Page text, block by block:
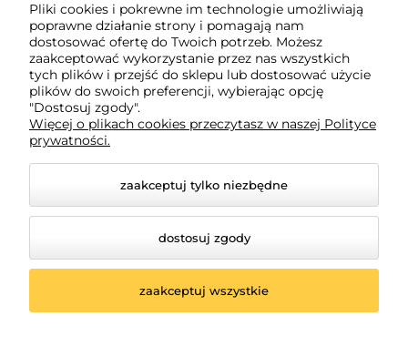
Pomoc
Moje konto
Informacje
© 2026 www.oswietleniemeblowe.pl. Wszelkie prawa
Pliki cookies i pokrewne im technologie umożliwiają
poprawne działanie strony i pomagają nam
dostosować ofertę do Twoich potrzeb. Możesz
zaakceptować wykorzystanie przez nas wszystkich
tych plików i przejść do sklepu lub dostosować użycie
plików do swoich preferencji, wybierając opcję
"Dostosuj zgody".
Więcej o plikach cookies przeczytasz w naszej Polityce
prywatności.
zaakceptuj tylko niezbędne
dostosuj zgody
zaakceptuj wszystkie